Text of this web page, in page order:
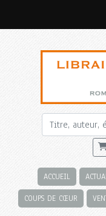
ACCUEIL
COUPS DE CŒUR